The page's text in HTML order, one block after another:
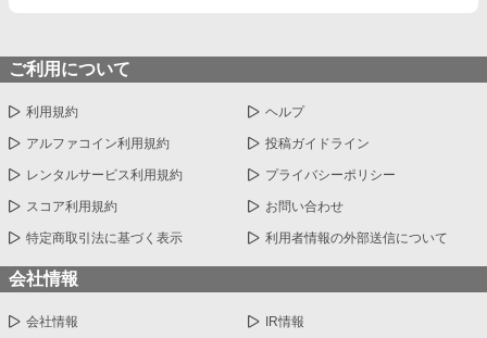
ご利用について
利用規約 ヘルプ
アルファコイン利用規約 投稿ガイドライン
レンタルサービス利用規約 プライバシーポリシー
スコア利用規約 お問い合わせ
特定商取引法に基づく表示 利用者情報の外部送信について
会社情報
会社情報 IR情報